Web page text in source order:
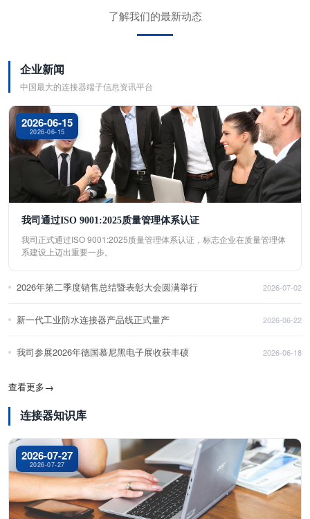
了解我们的最新动态
企业新闻
中国最大的连接器端子信息资讯平台
2026-06-15
2026-06-15
我司通过ISO 9001:2025质量管理体系认证
我司正式通过ISO 9001:2025质量管理体系认证，标志企业在质量管理体
系建设上迈出重要一步。
2026年第二季度销售总结暨表彰大会圆满举行 2026-07-02
新一代工业防水连接器产品线正式量产 2026-06-22
我司参展2026年德国慕尼黑电子展收获丰硕 2026-06-18
查看更多→
连接器知识库
2026-07-27
2026-07-27